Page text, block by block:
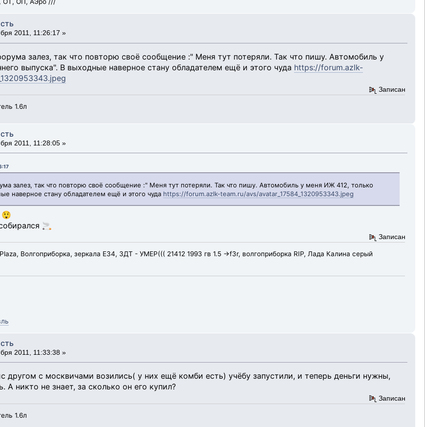
ОТ, ОП, АЭро ///
2011, 11:26:17 »
залез, так что повторю своё сообщение :" Меня тут потеряли. Так что пишу. Автомобиль у
выпуска". В выходные наверное стану обладателем ещё и этого чуда https://forum.azlk-
Записан
1.6л
2011, 11:28:05 »
залез, так что повторю своё сообщение :" Меня тут потеряли. Так что пишу. Автомобиль у меня ИЖ 412, только
наверное стану обладателем ещё и этого чуда https://forum.azlk-team.ru/avs/avatar_17584_1320953343.jpeg
😲
🚬
Записан
Волгоприборка, зеркала Е34, ЗДТ - УМЕР((( 21412 1993 гв 1.5 ->f3r, волгоприборка RIP, Лада Калина серый
2011, 11:33:38 »
другом с москвичами возились( у них ещё комби есть) учёбу запустили, и теперь деньги нужны,
А никто не знает, за сколько он его купил?
Записан
1.6л